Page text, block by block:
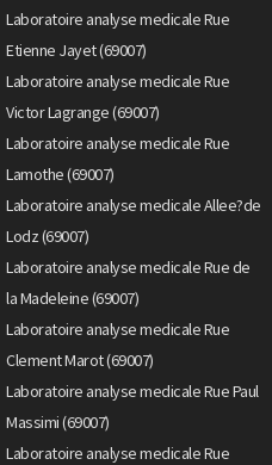
Laboratoire analyse medicale Rue
Etienne Jayet (69007)
Laboratoire analyse medicale Rue
Victor Lagrange (69007)
Laboratoire analyse medicale Rue
Lamothe (69007)
Laboratoire analyse medicale Allee?de
Lodz (69007)
Laboratoire analyse medicale Rue de
la Madeleine (69007)
Laboratoire analyse medicale Rue
Clement Marot (69007)
Laboratoire analyse medicale Rue Paul
Massimi (69007)
Laboratoire analyse medicale Rue